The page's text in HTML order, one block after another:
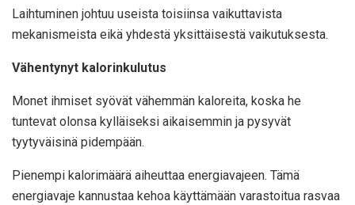
Laihtuminen johtuu useista toisiinsa vaikuttavista
mekanismeista eikä yhdestä yksittäisestä vaikutuksesta.
Vähentynyt kalorinkulutus
Monet ihmiset syövät vähemmän kaloreita, koska he
tuntevat olonsa kylläiseksi aikaisemmin ja pysyvät
tyytyväisinä pidempään.
Pienempi kalorimäärä aiheuttaa energiavajeen. Tämä
energiavaje kannustaa kehoa käyttämään varastoitua rasvaa